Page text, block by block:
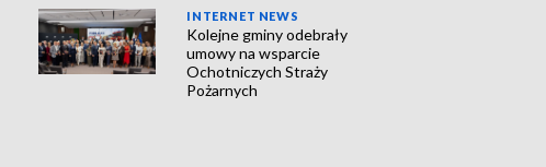
INTERNET NEWS
Kolejne gminy odebrały
umowy na wsparcie
Ochotniczych Straży
Pożarnych